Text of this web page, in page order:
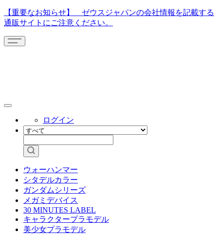
【重要なお知らせ】 ゼウスジャパンの会社情報を記載する
通販サイトにご注意ください。
ログイン
ウォーハンマー
シタデルカラー
ガンダムシリーズ
メガミデバイス
30 MINUTES LABEL
キャラクタープラモデル
美少女プラモデル